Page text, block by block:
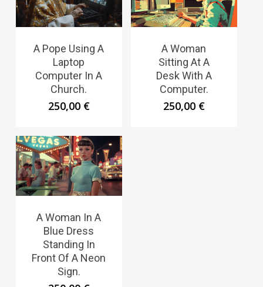
A Pope Using A
Laptop
Computer In A
Church.
250,00 €
A Woman
Sitting At A
Desk With A
Computer.
250,00 €
A Woman In A
Blue Dress
Standing In
Front Of A Neon
Sign.